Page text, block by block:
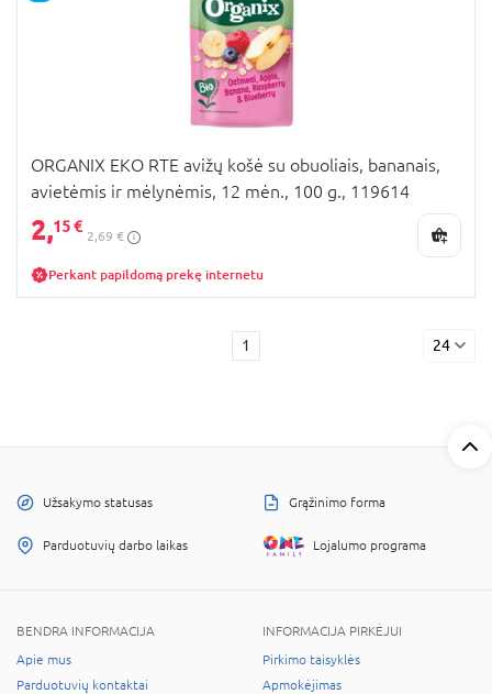
ORGANIX EKO RTE avižų košė su obuoliais, bananais,
avietėmis ir mėlynėmis, 12 mėn., 100 g., 119614
2,15 €
2,69 €
Perkant papildomą prekę internetu
1 24
Užsakymo statusas Grąžinimo forma
Parduotuvių darbo laikas Lojalumo programa
BENDRA INFORMACIJA
Apie mus
Parduotuvių kontaktai
INFORMACIJA PIRKĖJUI
Pirkimo taisyklės
Apmokėjimas